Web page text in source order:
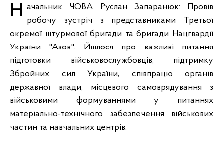
Начальник ЧОВА Руслан Запаранюк: Провів робочу зустріч з представниками Третьої
окремої штурмової бригади та бригади Нацгвардії
України "Азов". Йшлося про важливі питання
підготовки військовослужбовців, підтримку
Збройних сил України, співпрацю органів
державної влади, місцевого самоврядування з
військовими формуваннями у питаннях
матеріально-технічного забезпечення військових
частин та навчальних центрів.